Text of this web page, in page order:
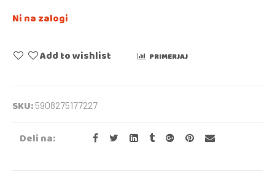
Ni na zalogi
Add to wishlist PRIMERJAJ
SKU: 5908275177227
Deli na: